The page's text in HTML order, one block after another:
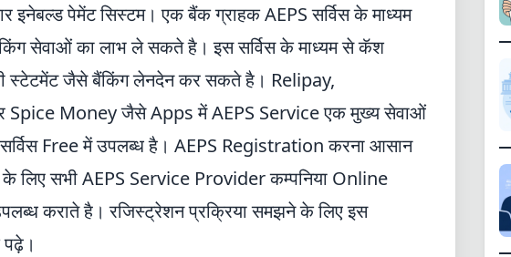
Halloween
NATURE THEMES
Forest
Aqua
ELEGANT THEMES
इनेबल्ड पेमेंट सिस्टम। एक बैंक ग्राहक AEPS सर्विस के माध्यम
सेवाओं का लाभ ले सकते है। इस सर्विस के माध्यम से कॅश
स्टेटमेंट जैसे बैंकिंग लेनदेन कर सकते है। Relipay,
Spice Money जैसे Apps मेंAEPS Serviceएक मुख्य सेवाओं
Free में उपलब्ध है। AEPS Registrationकरना आसान
लिए सभीAEPS Service Providerकम्पनिया Online
कराते है। रजिस्ट्रेशन प्रक्रिया समझने के लिए इस